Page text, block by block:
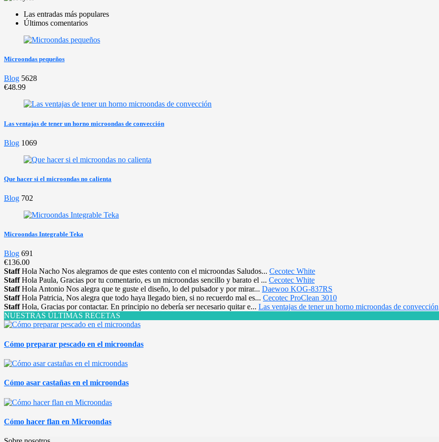
Las entradas más populares
Últimos comentarios
Microondas pequeños
Blog 5628
€48.99
Las ventajas de tener un horno microondas de convección
Blog 1069
Que hacer si el microondas no calienta
Blog 702
Microondas Integrable Teka
Blog 691
€136.00
StaffHola Nacho Nos alegramos de que estes contento con el microondas Saludos... Cecotec White
StaffHola Paula, Gracias por tu comentario, es un microondas sencillo y barato el ... Cecotec White
StaffHola Antonio Nos alegra que te guste el diseño, lo del pulsador y por mirar... Daewoo KOG-837RS
StaffHola Patricia, Nos alegra que todo haya llegado bien, si no recuerdo mal es... Cecotec ProClean 3010
StaffHola, Gracias por contactar. En principio no debería ser necesario quitar e... Las ventajas de tener un horno microondas de convección
NUESTRAS ÚLTIMAS RECETAS
Cómo preparar pescado en el microondas
Cómo asar castañas en el microondas
Cómo hacer flan en Microondas